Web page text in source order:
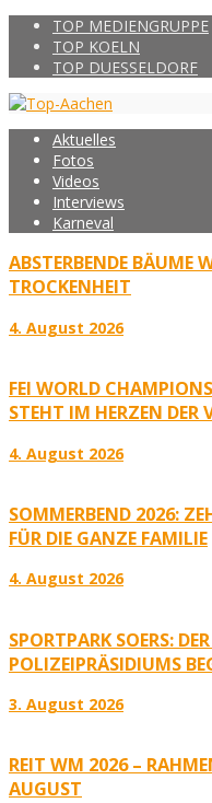
TOP MEDIENGRUPPE
TOP KOELN
TOP DUESSELDORF
Aktuelles
Fotos
Videos
Interviews
Karneval
ABSTERBENDE BÄUME
TROCKENHEIT
4. August 2026
FEI WORLD
STEHT IM HERZEN DER
4. August 2026
SOMMERBEND 2026:
FÜR DIE GANZE FAMILIE
4. August 2026
SPORTPARK SOERS:
POLIZEIPRÄSIDIUMS
3. August 2026
REIT WM 2026 –
AUGUST